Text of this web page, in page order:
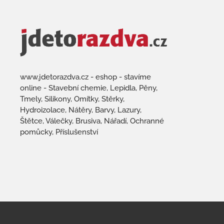
www.jdetorazdva.cz - eshop - stavíme
online - Stavební chemie, Lepidla, Pěny,
Tmely, Silikony, Omítky, Stěrky,
Hydroizolace, Nátěry, Barvy, Lazury,
Štětce, Válečky, Brusiva, Nářadí, Ochranné
pomůcky, Příslušenství